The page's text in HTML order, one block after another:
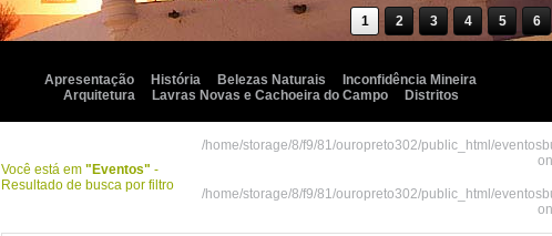
1 2 3 4 5 6
Apresentação História Belezas Naturais
Inconfidência Mineira
Arquitetura
Lavras Novas e Cachoeira do Campo Distritos
Você está em "Eventos" -
Resultado de busca por filtro
/home/storage/8/f9/81/ouropreto302/public_html/
/home/storage/8/f9/81/ouropreto302/public_html/